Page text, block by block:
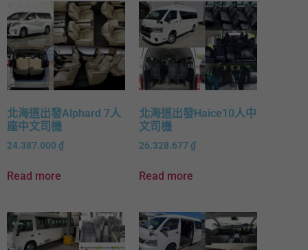
北海道出發Alphard 7人
座中文司機
24.387.000 ₫
Read more
北海道出發Haice10人中
文司機
26.328.677₫
Read more